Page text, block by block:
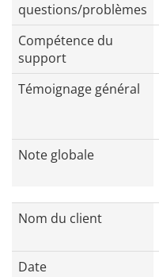
questions/problèmes
Compétence du
support
Témoignage général
Note globale
Nom du client
Date